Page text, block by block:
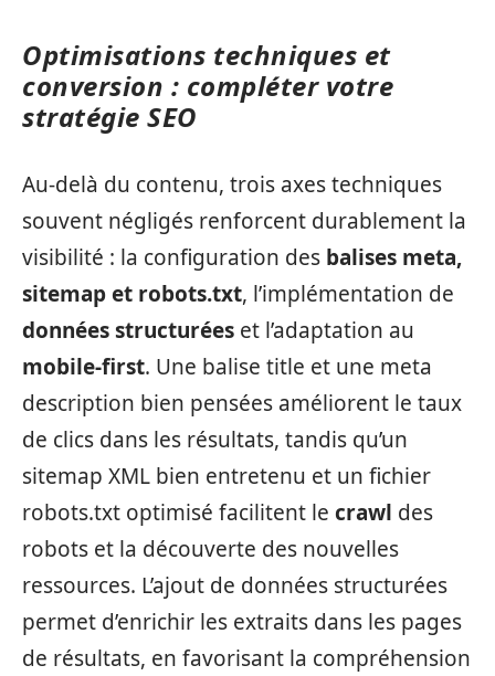
Optimisations techniques et
conversion : compléter votre
stratégie SEO
Au‑delà du contenu, trois axes techniques
souvent négligés renforcent durablement la
visibilité : la configuration des balises meta,
sitemap et robots.txt, l’implémentation de
données structurées et l’adaptation au
mobile‑first. Une balise title et une meta
description bien pensées améliorent le taux
de clics dans les résultats, tandis qu’un
sitemap XML bien entretenu et un fichier
robots.txt optimisé facilitent le crawl des
robots et la découverte des nouvelles
ressources. L’ajout de données structurées
permet d’enrichir les extraits dans les pages
de résultats, en favorisant la compréhension